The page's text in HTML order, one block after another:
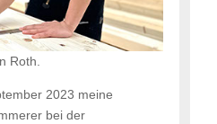
Roth.
2023 meine
bei der